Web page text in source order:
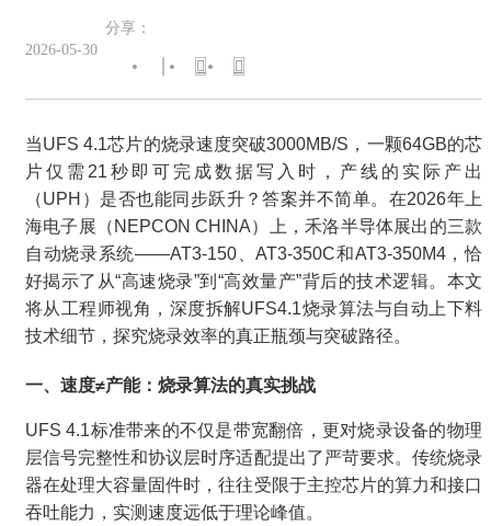
2026-05-30
分享：
当UFS 4.1芯片的烧录速度突破3000MB/S，一颗64GB的芯
片仅需21秒即可完成数据写入时，产线的实际产出
（UPH）是否也能同步跃升？答案并不简单。在2026年上
海电子展（NEPCON CHINA）上，禾洛半导体展出的三款
自动烧录系统——AT3-150、AT3-350C和AT3-350M4，恰
好揭示了从“高速烧录”到“高效量产”背后的技术逻辑。本文
将从工程师视角，深度拆解UFS4.1烧录算法与自动上下料
技术细节，探究烧录效率的真正瓶颈与突破路径。
一、速度≠产能：烧录算法的真实挑战
UFS 4.1标准带来的不仅是带宽翻倍，更对烧录设备的物理
层信号完整性和协议层时序适配提出了严苛要求。传统烧录
器在处理大容量固件时，往往受限于主控芯片的算力和接口
吞吐能力，实测速度远低于理论峰值。